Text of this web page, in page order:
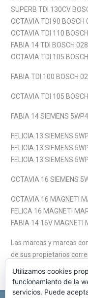
SUPERB TDI 130CV
OCTAVIA TDI 90
OCTAVIA TDI 110
FABIA 14 TDI BOSCH
OCTAVIA TDI 105
FABIA TDI 100 BOSCH
OCTAVIA TDI 105
FABIA 14 SIEMENS
FELICIA 13 SIEMENS
FELICIA 13 SIEMENS
FELICIA 13 SIEMENS
OCTAVIA 16 SIEMENS
OCTAVIA 16 MAGNETI
FELICA 16 MAGNETI
FABIA 14 16V MAGNETI
Las marcas y marcas
de sus propietarios
Utilizamos cookies
funcionamiento de la
servicios. Puede